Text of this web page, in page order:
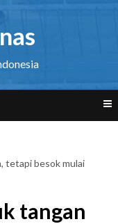
tetapi besok mulai
tangan